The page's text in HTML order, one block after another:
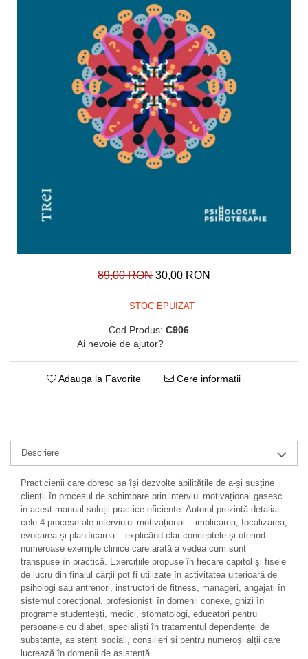
89,00 RON 30,00 RON
STOC EPUIZAT
Cod Produs: C906
Ai nevoie de ajutor?
Adauga la Favorite Cere informatii
Descriere
Practicienii care doresc sa își dezvolte abilitățile de a-și susține
clienții în procesul de schimbare prin interviul motivațional gasesc
in acest manual soluții practice eficiente. Autorul prezintă detaliat
cele 4 procese ale interviului motivațional – implicarea, focalizarea,
evocarea și planificarea – explicând clar conceptele și oferind
numeroase exemple clinice care arată a vedea cum sunt
transpuse în practică. Exercițiile propuse în fiecare capitol și fisele
de lucru din finalul cărții pot fi utilizate în activitatea ulterioară de
psihologi sau antrenori, instructori de fitness, manageri, angajați în
sistemul corecțional, profesioniști în domenii conexe, ghizi în
programe studențești, medici, stomatologi, educatori pentru
persoanele cu diabet, specialiști în tratamentul dependenței de
substanțe, asistenți sociali, consilieri și pentru numeroși alții care
lucrează în domenii de asistență.